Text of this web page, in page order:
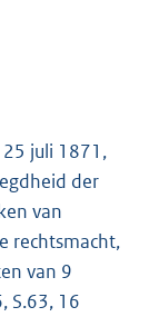
25 juli 1871,
der
van
rechtsmacht,
van 9
S.63, 16